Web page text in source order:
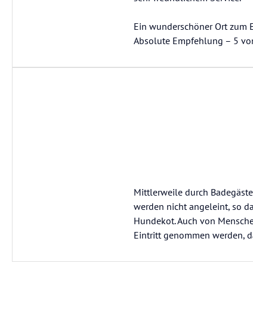
Ein wunderschöner Ort zum
Absolute Empfehlung – 5
Mittlerweile durch
werden nicht angeleint, so
Hundekot. Auch von
Eintritt genommen werden,